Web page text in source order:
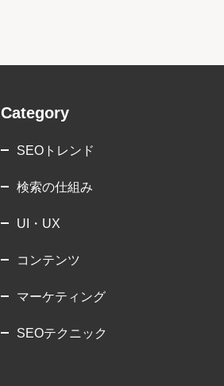
Category
SEOトレンド
検索の仕組み
UI・UX
コンテンツ
マーケティング
SEOテクニック